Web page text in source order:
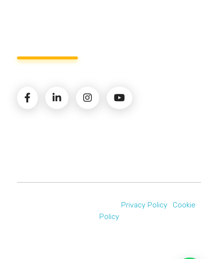
Privacy Policy| Cookie
Policy